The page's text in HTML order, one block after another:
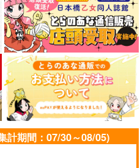
計期間：07/30～08/05)